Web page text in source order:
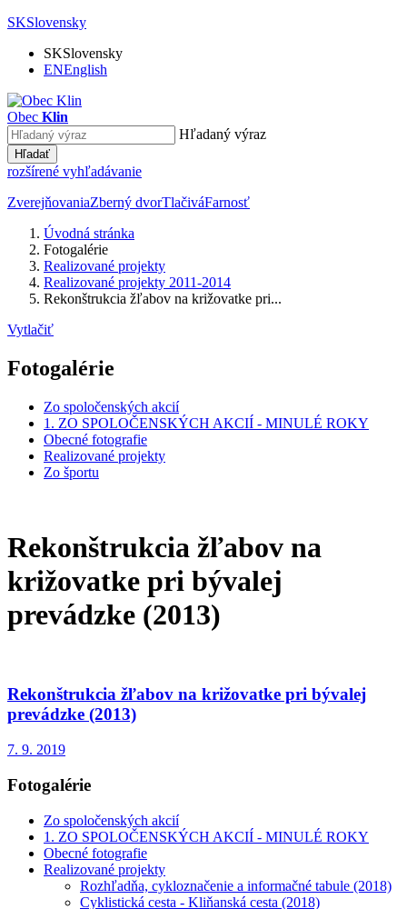
SKSlovensky
SKSlovensky
ENEnglish
Obec Klin
Hľadaný výraz
Hľadať
rozšírené vyhľadávanie
ZverejňovaniaZberný dvorTlačiváFarnosť
Úvodná stránka
Fotogalérie
Realizované projekty
Realizované projekty 2011-2014
Rekonštrukcia žľabov na križovatke pri...
Vytlačiť
Fotogalérie
Zo spoločenských akcií
1. ZO SPOLOČENSKÝCH AKCIÍ - MINULÉ ROKY
Obecné fotografie
Realizované projekty
Zo športu
Rekonštrukcia žľabov na
križovatke pri bývalej
prevádzke (2013)
Rekonštrukcia žľabov na križovatke pri bývalej
prevádzke (2013)
7. 9. 2019
Fotogalérie
Zo spoločenských akcií
1. ZO SPOLOČENSKÝCH AKCIÍ - MINULÉ ROKY
Obecné fotografie
Realizované projekty
Rozhľadňa, cykloznačenie a informačné tabule (2018)
Cyklistická cesta - Kliňanská cesta (2018)